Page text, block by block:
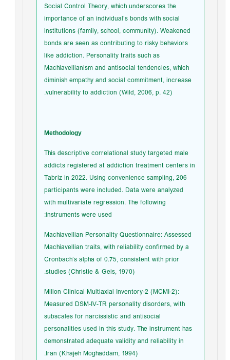
Social Control Theory, which underscores the
importance of an individual’s bonds with social
institutions (family, school, community). Weakened
bonds are seen as contributing to risky behaviors
like addiction. Personality traits such as
Machiavellianism and antisocial tendencies, which
diminish empathy and social commitment, increase
vulnerability to addiction (Wild, 2006, p. 42).
Methodology
This descriptive correlational study targeted male
addicts registered at addiction treatment centers in
Tabriz in 2022. Using convenience sampling, 206
participants were included. Data were analyzed
with multivariate regression. The following
instruments were used:
Machiavellian Personality Questionnaire: Assessed
Machiavellian traits, with reliability confirmed by a
Cronbach’s alpha of 0.75, consistent with prior
studies (Christie & Geis, 1970).
Millon Clinical Multiaxial Inventory-2 (MCMI-2):
Measured DSM-IV-TR personality disorders, with
subscales for narcissistic and antisocial
personalities used in this study. The instrument has
demonstrated adequate validity and reliability in
Iran (Khajeh Moghaddam, 1994).